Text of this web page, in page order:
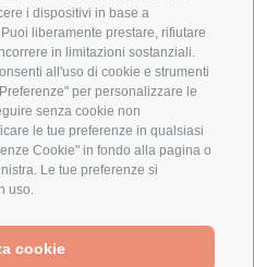
i dispositivi in base a
liberamente prestare, rifiutare
in limitazioni sostanziali.
all'uso di cookie e strumenti
per personalizzare le
senza cookie non
le tue preferenze in qualsiasi
Cookie" in fondo alla pagina o
Le tue preferenze si
uso.
cookie
Bonifico
Bancario
A RESPONSABILITA LIMITATA - VIALE